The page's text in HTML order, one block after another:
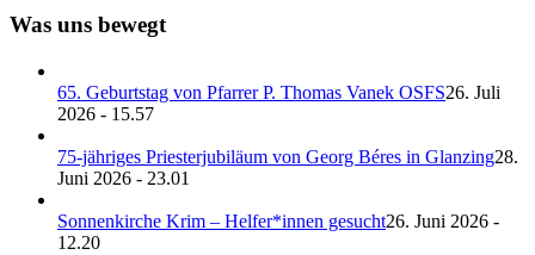
Was uns bewegt
65. Geburtstag von Pfarrer P. Thomas Vanek OSFS26. Juli
2026 - 15.57
75-jähriges Priesterjubiläum von Georg Béres in Glanzing28.
Juni 2026 - 23.01
Sonnenkirche Krim – Helfer*innen gesucht26. Juni 2026 -
12.20